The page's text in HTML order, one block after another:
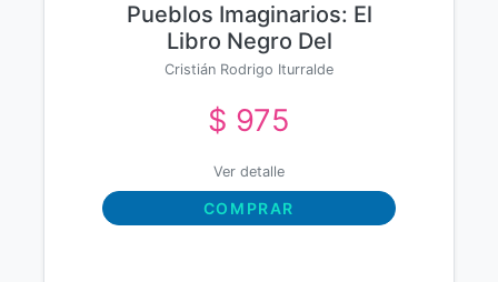
Pueblos Imaginarios: El
Libro Negro Del
Indigenismo
Cristián Rodrigo Iturralde
$ 975
Ver detalle
COMPRAR